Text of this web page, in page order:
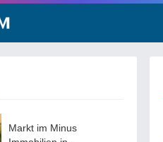
Markt im Minus